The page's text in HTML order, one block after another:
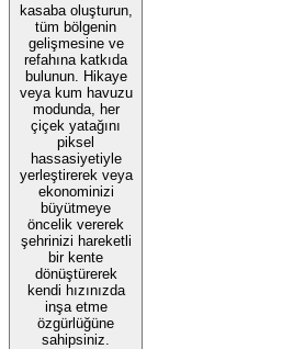
kasaba oluşturun,
tüm bölgenin
gelişmesine ve
refahına katkıda
bulunun. Hikaye
veya kum havuzu
modunda, her
çiçek yatağını
piksel
hassasiyetiyle
yerleştirerek veya
ekonominizi
büyütmeye
öncelik vererek
şehrinizi hareketli
bir kente
dönüştürerek
kendi hızınızda
inşa etme
özgürlüğüne
sahipsiniz.